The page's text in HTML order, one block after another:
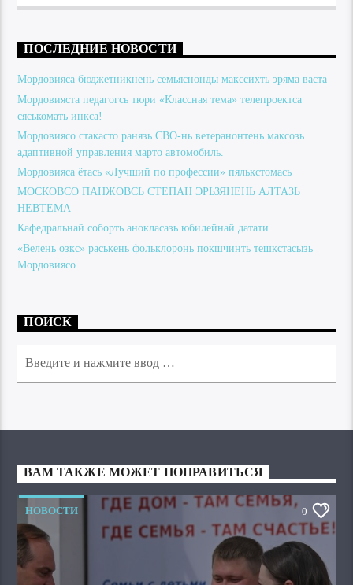
ПОСЛЕДНИЕ НОВОСТИ
Мордовияса бюджетникнень семьяснонды макссихть эряма васта
Мордовияста педагогсь тюри «Классная тема» телепроектса
сяськомать инкса!
Мордовиясо стакасто ранязь СВО-нь ветеранонтень максозь
адаптивной управления марто автомобиль.
Мордовияса ётась «Лучший по профессии» пялькстомась
МОСКОВСО ПАНЖОВСЬ СТЕПАН ЭРЬЗЯНЕНЬ АЛТАЗЬ
НЕВТЕМА
Кафедральнай соборть анокласазь юбилейнай датати
«Велень озкс» раськень фольклоронь покшчинть тешкстасызь
Мордовиясо.
ПОИСК
ВАМ ТАКЖЕ МОЖЕТ ПОНРАВИТЬСЯ
НОВОСТИ 0